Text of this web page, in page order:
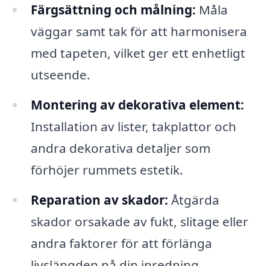
Färgsättning och målning: Måla
väggar samt tak för att harmonisera
med tapeten, vilket ger ett enhetligt
utseende.
Montering av dekorativa element:
Installation av lister, takplattor och
andra dekorativa detaljer som
förhöjer rummets estetik.
Reparation av skador: Åtgärda
skador orsakade av fukt, slitage eller
andra faktorer för att förlänga